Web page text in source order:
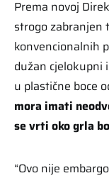
Prema novoj
strogo zabranjen
konvencionalnih
dužan cjelokupni
u plastične boce
mora imati
se vrti oko grla
“Ovo nije